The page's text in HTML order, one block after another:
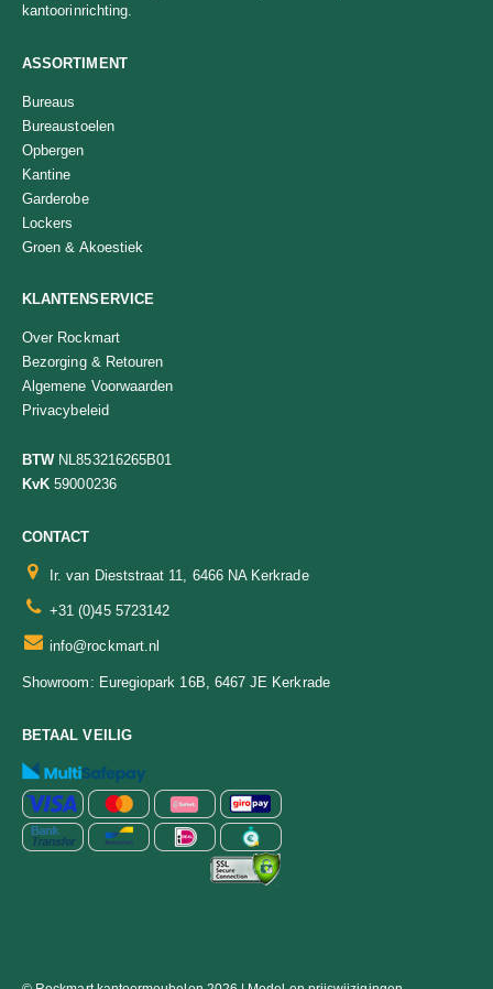
kantoorinrichting.
ASSORTIMENT
Bureaus
Bureaustoelen
Opbergen
Kantine
Garderobe
Lockers
Groen & Akoestiek
KLANTENSERVICE
Over Rockmart
Bezorging & Retouren
Algemene Voorwaarden
Privacybeleid
BTWNL853216265B01
KvK 59000236
CONTACT
Ir. van Dieststraat 11, 6466 NA Kerkrade
+31 (0)45 5723142
info@rockmart.nl
Showroom: Euregiopark 16B, 6467 JE Kerkrade
BETAAL VEILIG